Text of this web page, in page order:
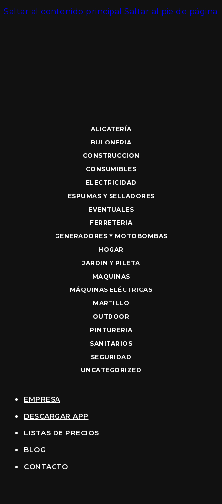
Saltar al contenido principal Saltar al pie de página
ALICATERÍA
BULONERIA
CONSTRUCCION
CONSUMIBLES
ELECTRICIDAD
ESPUMAS Y SELLADORES
EVENTUALES
FERRETERIA
GENERADORES Y MOTOBOMBAS
HOGAR
JARDIN Y PILETA
MAQUINAS
MÁQUINAS ELÉCTRICAS
MARTILLO
OUTDOOR
PINTURERIA
SANITARIOS
SEGURIDAD
UNCATEGORIZED
EMPRESA
DESCARGAR APP
LISTAS DE PRECIOS
BLOG
CONTACTO